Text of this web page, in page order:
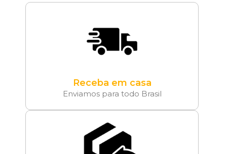
Receba em casa
Enviamos para todo Brasil